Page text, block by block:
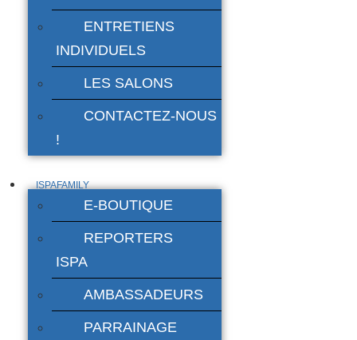
ENTRETIENS
INDIVIDUELS
LES SALONS
CONTACTEZ-NOUS
!
ISPAFAMILY
E-BOUTIQUE
REPORTERS
ISPA
AMBASSADEURS
PARRAINAGE